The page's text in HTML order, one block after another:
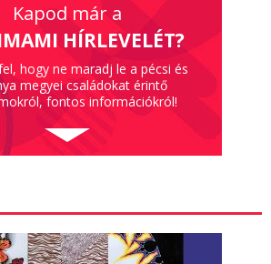
Kapod már a
HÍRLEVELÉT?
hogy ne maradj le a pécsi és
megyei családokat érintő
fontos információkról!